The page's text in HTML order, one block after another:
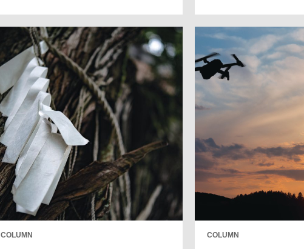
COLUMN COLUMN